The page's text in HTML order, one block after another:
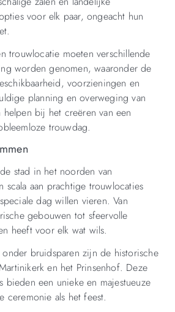
voor elk paar, ongeacht hun
trouwlocatie moeten verschillende
worden genomen, waaronder de
voorzieningen en
planning en overweging van
helpen bij het creëren van een
trouwdag.
stad in het noorden van
scala aan prachtige trouwlocaties
dag willen vieren. Van
gebouwen tot sfeervolle
heeft voor elk wat wils.
bruidsparen zijn de historische
en het Prinsenhof. Deze
bieden een unieke en majestueuze
ceremonie als het feest.